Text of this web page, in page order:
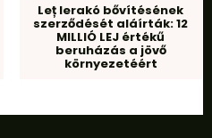
Leț lerakó bővítésének
szerződését aláírták: 12
MILLIÓ LEJ értékű
beruházás a jövő
környezetéért